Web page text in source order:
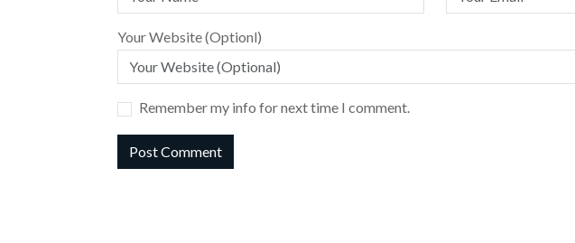
Your Website (Optionl)
Remember my info for next time I comment.